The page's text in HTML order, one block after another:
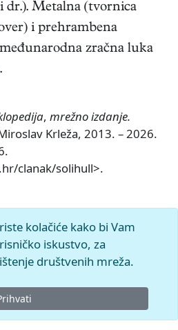
dr.). Metalna (tvornica
i prehrambena
zračna luka
, mrežno izdanje.
Krleža, 2013. – 2026.
clanak/solihull>.
kolačiće kako bi Vam
iskustvo, za
društvenih mreža.
zavodMiroslav Krleža